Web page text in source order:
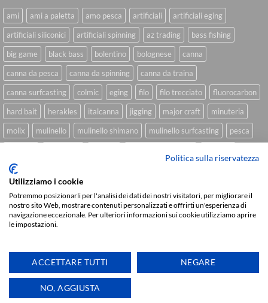
ami ami a paletta amo pesca artificiali
artificiali eging
artificiali siliconici
artificiali spinning az trading
bass fishing
big game
black bass bolentino bolognese
canna
canna da pesca
canna da spinning
canna da traina
canna surfcasting
colmic eging filo filo trecciato
fluorocarbon
hard bait
herakles italcanna jigging major craft
minuteria
molix
mulinello mulinello shimano mulinello surfcasting
pesca
spinning inshore
Sviluppato daWe Blink Design
On
Delivery
CHI SIAMO CONTATTI
Copyright 2026 ©
Politica sulla riservatezza
Utilizziamo i cookie
Potremmo posizionarli per l'analisi dei dati dei nostri visitatori, per migliorare il
nostro sito Web, mostrare contenuti personalizzati e offrirti un'esperienza di
navigazione eccezionale. Per ulteriori informazioni sui cookie utilizziamo aprire
le impostazioni.
ACCETTARE TUTTI NEGARE
NO, AGGIUSTA